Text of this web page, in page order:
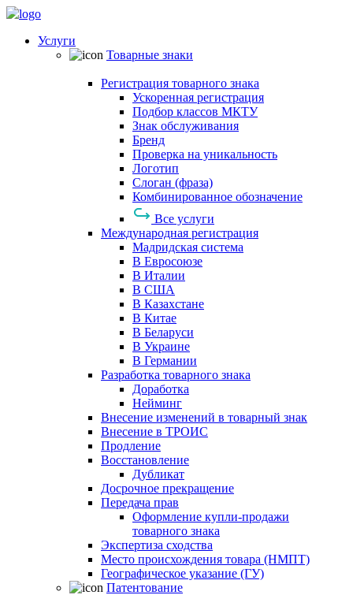
Услуги
Товарные знаки
Регистрация товарного знака
Ускоренная регистрация
Подбор классов МКТУ
Знак обслуживания
Бренд
Проверка на уникальность
Логотип
Слоган (фраза)
Комбинированное обозначение
Все услуги
Международная регистрация
Мадридская система
В Евросоюзе
В Италии
В США
В Казахстане
В Китае
В Беларуси
В Украине
В Германии
Разработка товарного знака
Доработка
Нейминг
Внесение изменений в товарный знак
Внесение в ТРОИС
Продление
Восстановление
Дубликат
Досрочное прекращение
Передача прав
Оформление купли-продажи
товарного знака
Экспертиза сходства
Место происхождения товара (НМПТ)
Географическое указание (ГУ)
Патентование